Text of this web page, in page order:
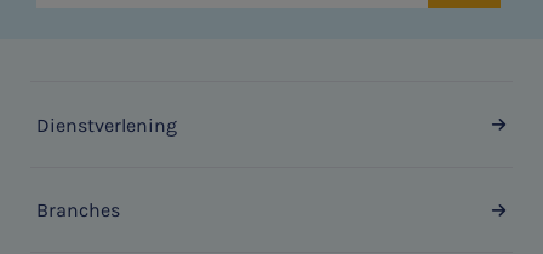
Dienstverlening
Branches